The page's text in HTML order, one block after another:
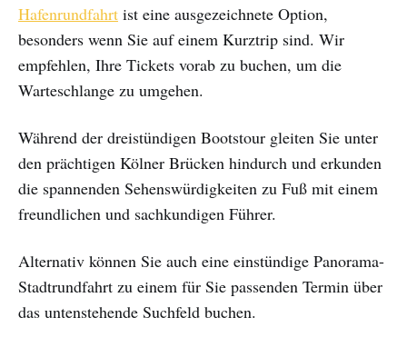
Hafenrundfahrt ist eine ausgezeichnete Option,
besonders wenn Sie auf einem Kurztrip sind. Wir
empfehlen, Ihre Tickets vorab zu buchen, um die
Warteschlange zu umgehen.
Während der dreistündigen Bootstour gleiten Sie unter
den prächtigen Kölner Brücken hindurch und erkunden
die spannenden Sehenswürdigkeiten zu Fuß mit einem
freundlichen und sachkundigen Führer.
Alternativ können Sie auch eine einstündige Panorama-
Stadtrundfahrt zu einem für Sie passenden Termin über
das untenstehende Suchfeld buchen.